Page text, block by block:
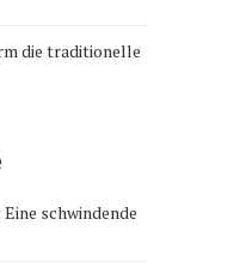
die traditionelle
schwindende